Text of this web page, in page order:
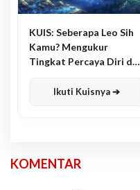
KUIS: Seberapa Leo Sih
Kamu? Mengukur
Tingkat Percaya Diri dan
Ikuti Kuisnya ➔
KOMENTAR